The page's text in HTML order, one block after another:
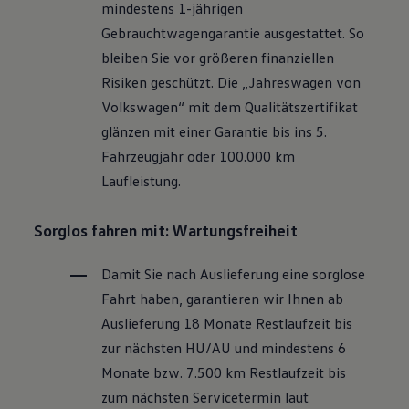
Motorenöl und Flüssigkeiten
Räder und Reifen
Pannen- und Unfallhilfe
Economy Service
Volkswagen Teile
Modellspezifisches Zubehör
Schutz und Pflege
Entertainment und Elektronik
Individualisieren
Wallbox und Ladekabel
Dienste für Ihr Modell finden
Volkswagen Apps, Login und Shop
Updates für Software, Karten und Radio
Über Ihr Auto
Vorgängermodelle
Kundeninformationen
Volkswagen Kundenbetreuung
Warn- und Kontrollleuchten
Assistenzsysteme
Digitale Betriebsanleitung
mindestens 1-jährigen
Gebrauchtwagengarantie ausgestattet. So
bleiben Sie vor größeren finanziellen
Risiken geschützt. Die „Jahreswagen von
Volkswagen“ mit dem Qualitätszertifikat
glänzen mit einer Garantie bis ins 5.
Fahrzeugjahr oder 100.000 km
Laufleistung.
Sorglos fahren mit: Wartungsfreiheit
Damit Sie nach Auslieferung eine sorglose
Fahrt haben, garantieren wir Ihnen ab
Auslieferung 18 Monate Restlaufzeit bis
zur nächsten HU/AU und mindestens 6
Monate bzw. 7.500 km Restlaufzeit bis
zum nächsten Servicetermin laut